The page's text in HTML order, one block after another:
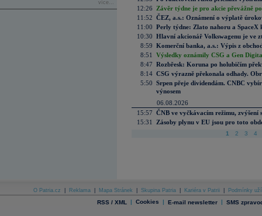
více...
12:26
Závěr týdne je pro akcie převážně
11:52 ČEZ, a.s.: Oznámení o výplatě
11:00 Perly týdne: Zlato nahoru a SpaceX
10:30 Hlavní akcionář Volkswagenu je ve
8:59 Komerční banka, a.s.: Výpis z
8:51
Výsledky oznámily CSG a Gen
8:47 Rozbřesk: Koruna po holubičím
8:14 CSG výrazně překonala odhady.
5:50 Srpen přeje dividendám. CNBC
výnosem
06.08.2026
15:57 ČNB ve vyčkávacím režimu, zvýšení
15:31
Zásoby plynu v EU jsou pro toto
1 2 3 4
O Patria.cz Reklama Mapa Stránek Skupina Patria Kariéra v Patrii Podmínky
RSS / XML | Cookies | E-mail newsletter | SMS